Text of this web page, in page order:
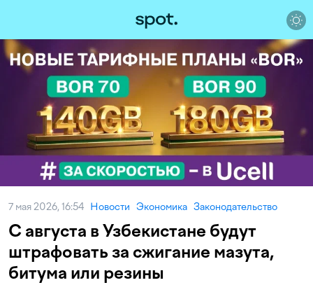
7 мая 2026, 16:54 Новости Экономика Законодательство
С августа в Узбекистане будут
штрафовать за сжигание мазута,
битума или резины